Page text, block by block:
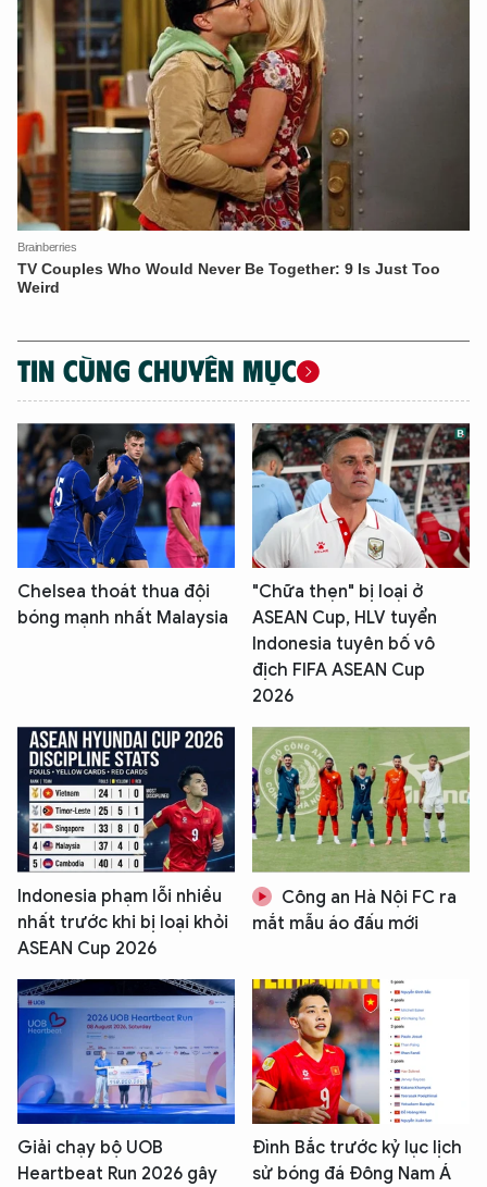
TIN CÙNG CHUYÊN MỤC
Chelsea thoát thua đội
bóng mạnh nhất Malaysia
"Chữa thẹn" bị loại ở
ASEAN Cup, HLV tuyển
Indonesia tuyên bố vô
địch FIFA ASEAN Cup
2026
Indonesia phạm lỗi nhiều
nhất trước khi bị loại khỏi
ASEAN Cup 2026
Công an Hà Nội FC ra
mắt mẫu áo đấu mới
Giải chạy bộ UOB
Heartbeat Run 2026 gây
Đình Bắc trước kỷ lục lịch
sử bóng đá Đông Nam Á
XIN CHÀO,
TÔI LÀ CHATBOT CỦA